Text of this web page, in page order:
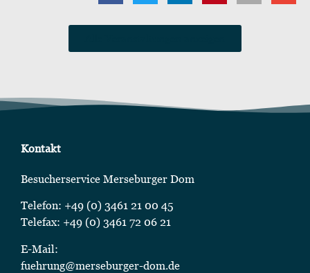
Kontakt
Besucherservice Merseburger Dom
Telefon: +49 (0) 3461 21 00 45
Telefax: +49 (0) 3461 72 06 21
E-Mail:
fuehrung@merseburger-dom.de